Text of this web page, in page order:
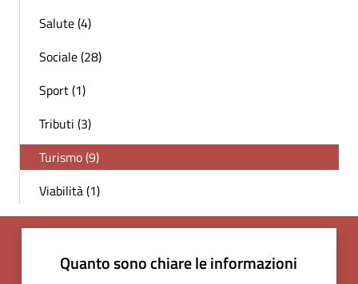
Salute (4)
Sociale (28)
Sport (1)
Tributi (3)
Turismo (9)
Viabilità (1)
Quanto sono chiare le informazioni